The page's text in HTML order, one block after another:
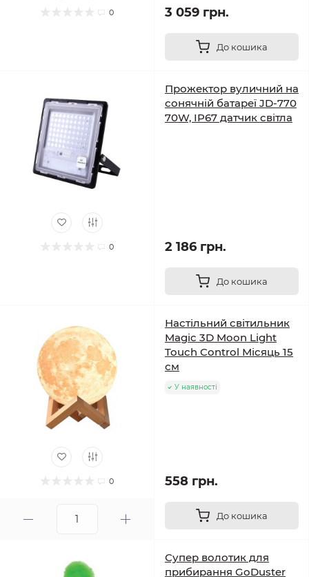
0 3 059 грн.
До кошика
0
Прожектор вуличний на
сонячній батареї JD-770
70W, IP67 датчик світла
2 186 грн.
До кошика
0
Настільний світильник
Magic 3D Moon Light
Touch Control Місяць 15
см
У наявності
558 грн.
До кошика
Супер волотик для
прибирання GoDuster